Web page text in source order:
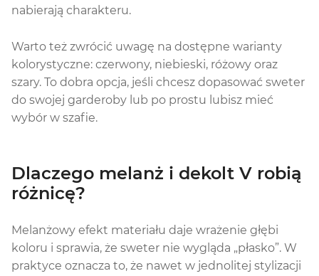
nabierają charakteru.
Warto też zwrócić uwagę na dostępne warianty
kolorystyczne: czerwony, niebieski, różowy oraz
szary. To dobra opcja, jeśli chcesz dopasować sweter
do swojej garderoby lub po prostu lubisz mieć
wybór w szafie.
Dlaczego melanż i dekolt V robią
różnicę?
Melanżowy efekt materiału daje wrażenie głębi
koloru i sprawia, że sweter nie wygląda „płasko”. W
praktyce oznacza to, że nawet w jednolitej stylizacji